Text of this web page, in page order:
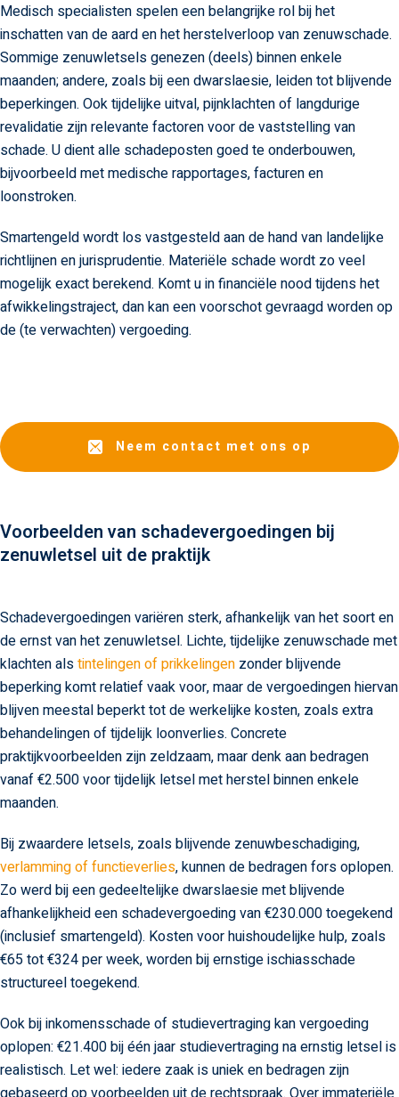
Medisch specialisten spelen een belangrijke rol bij het
inschatten van de aard en het herstelverloop van zenuwschade.
Sommige zenuwletsels genezen (deels) binnen enkele
maanden; andere, zoals bij een dwarslaesie, leiden tot blijvende
beperkingen. Ook tijdelijke uitval, pijnklachten of langdurige
revalidatie zijn relevante factoren voor de vaststelling van
schade. U dient alle schadeposten goed te onderbouwen,
bijvoorbeeld met medische rapportages, facturen en
loonstroken.
Smartengeld wordt los vastgesteld aan de hand van landelijke
richtlijnen en jurisprudentie. Materiële schade wordt zo veel
mogelijk exact berekend. Komt u in financiële nood tijdens het
afwikkelingstraject, dan kan een voorschot gevraagd worden op
de (te verwachten) vergoeding.
Neem contact met ons op
Voorbeelden van schadevergoedingen bij
zenuwletsel uit de praktijk
Schadevergoedingen variëren sterk, afhankelijk van het soort en
de ernst van het zenuwletsel. Lichte, tijdelijke zenuwschade met
klachten alstintelingen of prikkelingen zonder blijvende
beperking komt relatief vaak voor, maar de vergoedingen hiervan
blijven meestal beperkt tot de werkelijke kosten, zoals extra
behandelingen of tijdelijk loonverlies. Concrete
praktijkvoorbeelden zijn zeldzaam, maar denk aan bedragen
vanaf €2.500 voor tijdelijk letsel met herstel binnen enkele
maanden.
Bij zwaardere letsels, zoals blijvende zenuwbeschadiging,
verlamming of functieverlies, kunnen de bedragen fors oplopen.
Zo werd bij een gedeeltelijke dwarslaesie met blijvende
afhankelijkheid een schadevergoeding van €230.000 toegekend
(inclusief smartengeld). Kosten voor huishoudelijke hulp, zoals
€65 tot €324 per week, worden bij ernstige ischiasschade
structureel toegekend.
Ook bij inkomensschade of studievertraging kan vergoeding
oplopen: €21.400 bij één jaar studievertraging na ernstig letsel is
realistisch. Let wel: iedere zaak is uniek en bedragen zijn